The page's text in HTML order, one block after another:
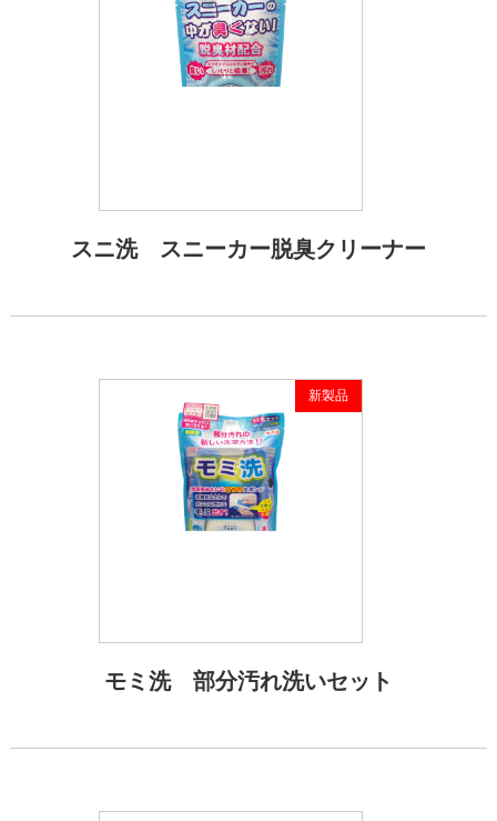
スニ洗 スニーカー脱臭クリーナー
新製品
モミ洗 部分汚れ洗いセット